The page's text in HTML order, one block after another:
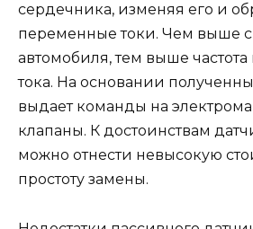
сердечника, изменяя его и
переменные токи. Чем выше
автомобиля, тем выше
тока. На основании
выдает команды на
клапаны. К достоинствам
можно отнести невысокую
простоту замены.